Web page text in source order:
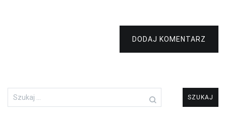
DODAJ KOMENTARZ
Szukaj: